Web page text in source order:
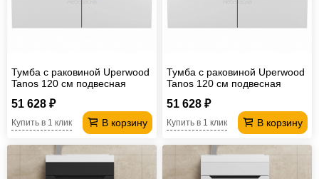
Тумба с раковиной Uperwood
Tanos 120 см подвесная
51 628 ₽
В корзину
Купить в 1 клик
Тумба с раковиной Uperwood
Tanos 120 см подвесная
51 628 ₽
В корзину
Купить в 1 клик